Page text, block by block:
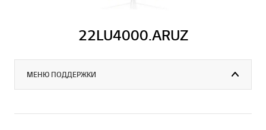
22LU4000.ARUZ
МЕНЮ ПОДДЕРЖКИ